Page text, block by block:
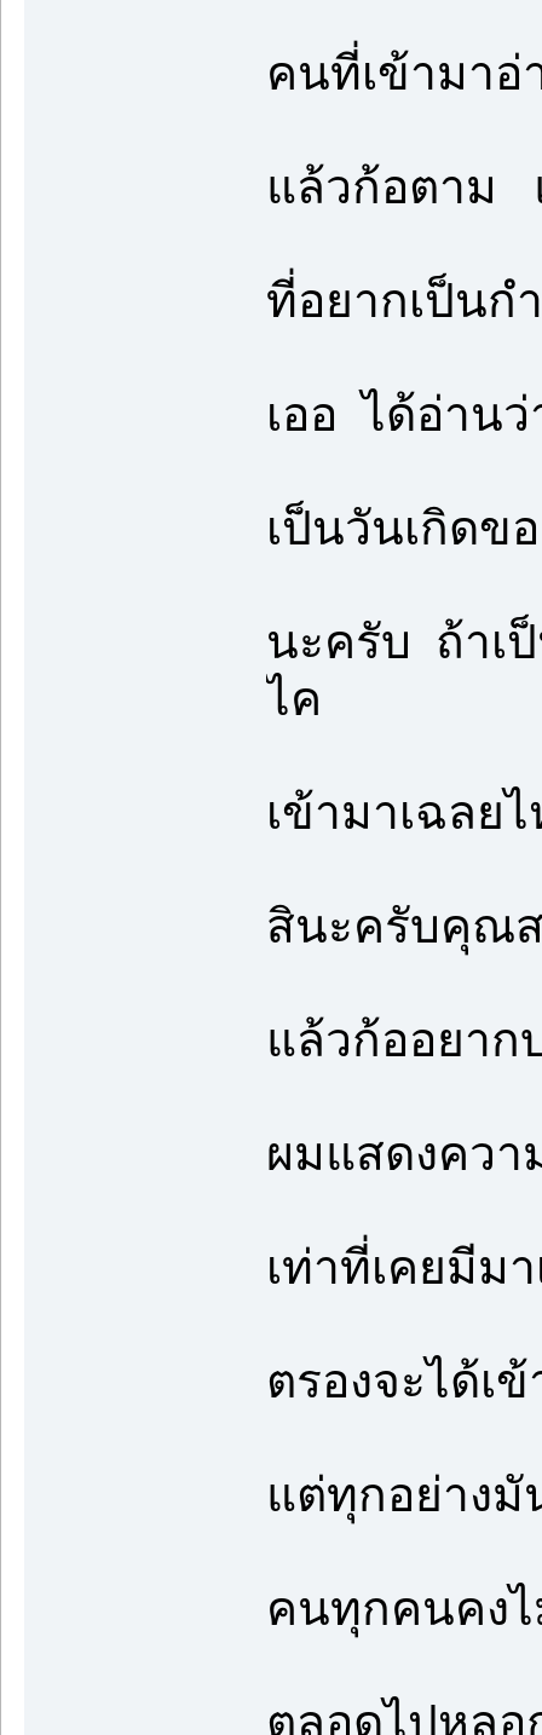
คนที่เข้ามาอ่
แล้วก้อตาม
ที่อยากเป็นก
เออ ได้อ่า
เป็นวันเกิด
นะครับ ถ้าเ
ไค
เข้ามาเฉล
สินะครับคุณ
แล้วก้ออยาก
ผมแสดงควา
เท่าที่เคยมีม
ตรองจะได้เ
แต่ทุกอย่าง
คนทุกคนคงไ
ตลอดไปหลอ